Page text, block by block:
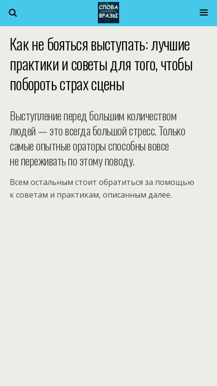
Как не бояться выступать: лучшие
практики и советы для того, чтобы
побороть страх сцены
Выступление перед большим количеством
людей — это всегда большой стресс. Только
самые опытные ораторы способны вовсе
не переживать по этому поводу.
Всем остальным стоит обратиться за помощью
к советам и практикам, описанным далее.